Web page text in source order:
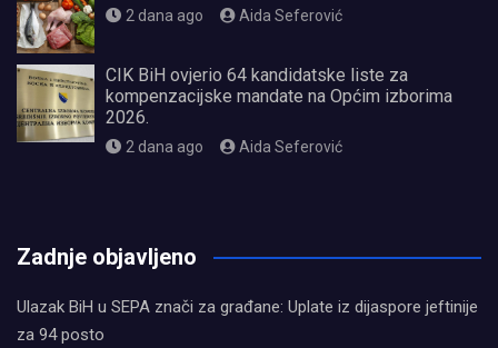
2 dana ago Aida Seferović
CIK BiH ovjerio 64 kandidatske liste za
kompenzacijske mandate na Općim izborima
2026.
2 dana ago Aida Seferović
Zadnje objavljeno
Ulazak BiH u SEPA znači za građane: Uplate iz dijaspore jeftinije
za 94 posto